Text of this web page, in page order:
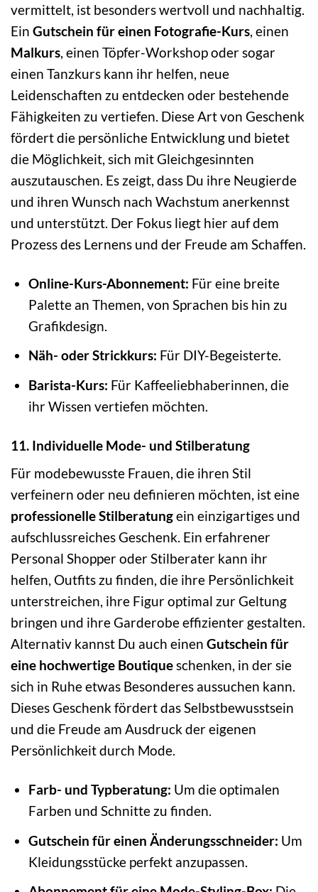
vermittelt, ist besonders wertvoll und nachhaltig.
Ein Gutschein für einen Fotografie-Kurs, einen
Malkurs, einen Töpfer-Workshop oder sogar
einen Tanzkurs kann ihr helfen, neue
Leidenschaften zu entdecken oder bestehende
Fähigkeiten zu vertiefen. Diese Art von Geschenk
fördert die persönliche Entwicklung und bietet
die Möglichkeit, sich mit Gleichgesinnten
auszutauschen. Es zeigt, dass Du ihre Neugierde
und ihren Wunsch nach Wachstum anerkennst
und unterstützt. Der Fokus liegt hier auf dem
Prozess des Lernens und der Freude am Schaffen.
Online-Kurs-Abonnement: Für eine breite
Palette an Themen, von Sprachen bis hin zu
Grafikdesign.
Näh- oder Strickkurs: Für DIY-Begeisterte.
Barista-Kurs: Für Kaffeeliebhaberinnen, die
ihr Wissen vertiefen möchten.
11. Individuelle Mode- und Stilberatung
Für modebewusste Frauen, die ihren Stil
verfeinern oder neu definieren möchten, ist eine
professionelle Stilberatungein einzigartiges und
aufschlussreiches Geschenk. Ein erfahrener
Personal Shopper oder Stilberater kann ihr
helfen, Outfits zu finden, die ihre Persönlichkeit
unterstreichen, ihre Figur optimal zur Geltung
bringen und ihre Garderobe effizienter gestalten.
Alternativ kannst Du auch einen Gutschein für
eine hochwertige Boutiqueschenken, in der sie
sich in Ruhe etwas Besonderes aussuchen kann.
Dieses Geschenk fördert das Selbstbewusstsein
und die Freude am Ausdruck der eigenen
Persönlichkeit durch Mode.
Farb- und Typberatung: Um die optimalen
Farben und Schnitte zu finden.
Gutschein für einen Änderungsschneider: Um
Kleidungsstücke perfekt anzupassen.